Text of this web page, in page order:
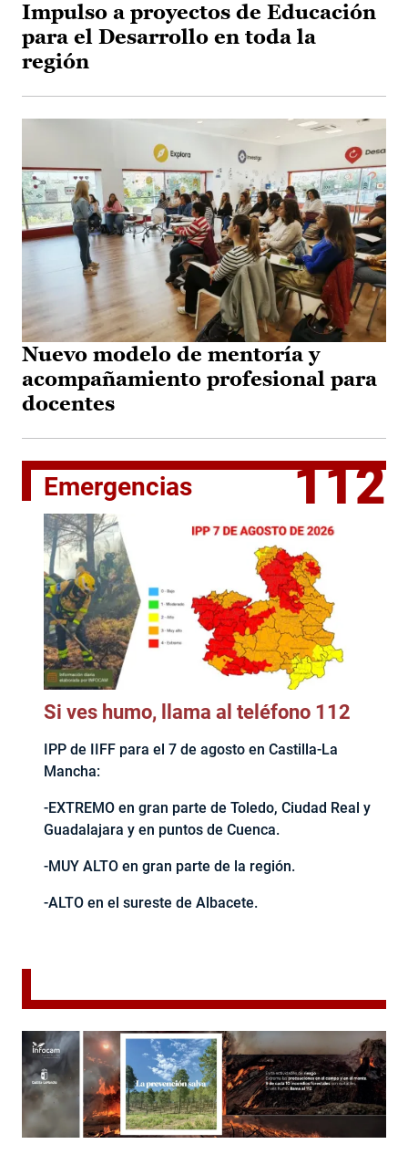
Impulso a proyectos de Educación
para el Desarrollo en toda la
región
Nuevo modelo de mentoría y
acompañamiento profesional para
docentes
Emergencias 112
Si ves humo, llama al teléfono 112
IPP de IIFF para el 7 de agosto en Castilla-La
Mancha:
-EXTREMO en gran parte de Toledo, Ciudad Real y
Guadalajara y en puntos de Cuenca.
-MUY ALTO en gran parte de la región.
-ALTO en el sureste de Albacete.